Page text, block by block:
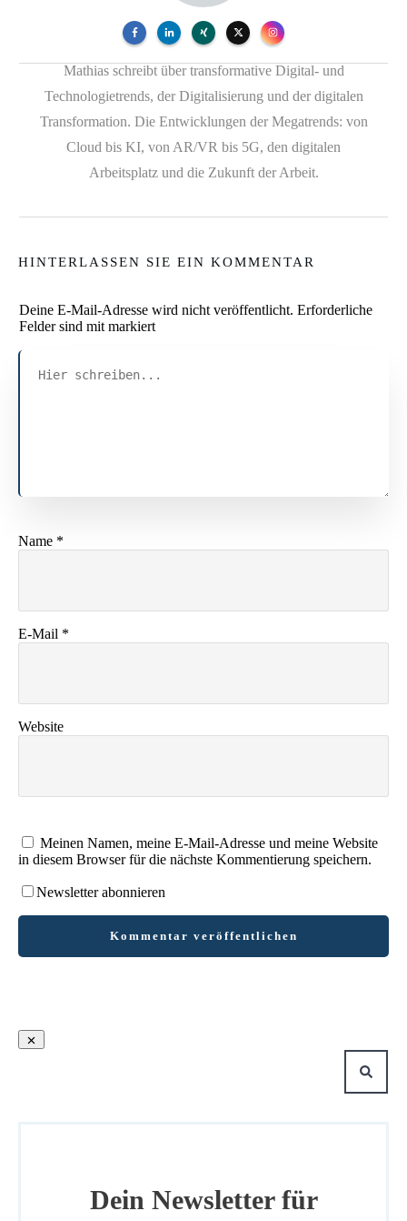
Mathias schreibt über transformative Digital- und
Technologietrends, der Digitalisierung und der digitalen
Transformation. Die Entwicklungen der Megatrends: von
Cloud bis KI, von AR/VR bis 5G, den digitalen
Arbeitsplatz und die Zukunft der Arbeit.
HINTERLASSEN SIE EIN KOMMENTAR
Deine E-Mail-Adresse wird nicht veröffentlicht. Erforderliche
Felder sind mit markiert
Name *
E-Mail *
Website
Meinen Namen, meine E-Mail-Adresse und meine Website
in diesem Browser für die nächste Kommentierung speichern.
Newsletter abonnieren
Kommentar veröffentlichen
Dein Newsletter für